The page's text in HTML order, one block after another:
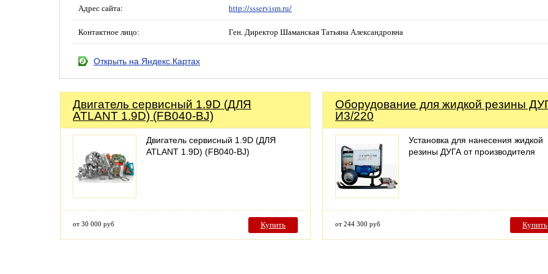
Адрес сайта: http://ssservism.ru/
Контактное лицо: Ген. Директор Шаманская Татьяна Александровна
Открыть на Яндекс.Картах
Двигатель сервисный 1.9D (ДЛЯ
ATLANT 1.9D) (FB040-BJ)
Двигатель сервисный 1.9D (ДЛЯ
ATLANT 1.9D) (FB040-BJ)
от 30 000 руб Купить
Оборудование для жидкой резины
И3/220
Установка для нанесения жидкой
резины ДУГА от производителя
от 244 300 руб Купить